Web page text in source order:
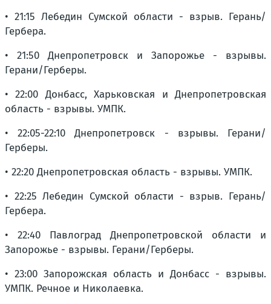
• 21:15 Лебедин Сумской области - взрыв. Герань/
Гербера.
• 21:50 Днепропетровск и Запорожье - взрывы.
Герани/Герберы.
• 22:00 Донбасс, Харьковская и Днепропетровская
область - взрывы. УМПК.
• 22:05-22:10 Днепропетровск - взрывы. Герани/
Герберы.
• 22:20 Днепропетровская область - взрывы. УМПК.
• 22:25 Лебедин Сумской области - взрыв. Герань/
Гербера.
• 22:40 Павлоград Днепропетровской области и
Запорожье - взрывы. Герани/Герберы.
• 23:00 Запорожская область и Донбасс - взрывы.
УМПК. Речное и Николаевка.